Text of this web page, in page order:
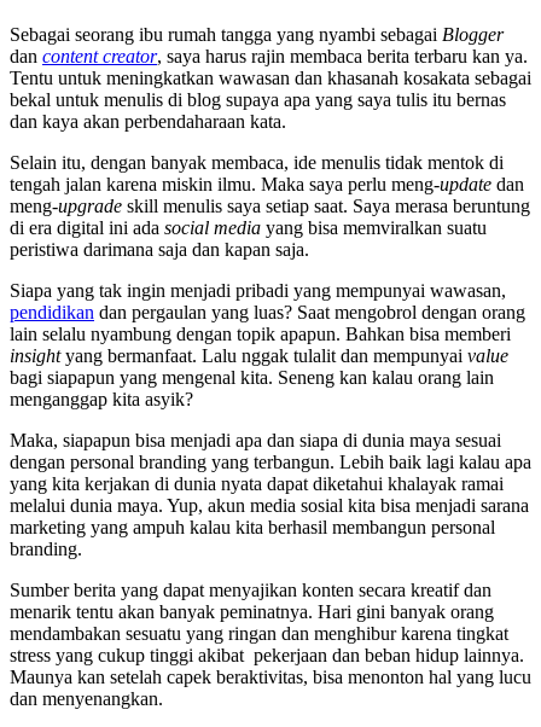
Sebagai seorang ibu rumah tangga yang nyambi sebagai Blogger
dan content creator, saya harus rajin membaca berita terbaru kan ya.
Tentu untuk meningkatkan wawasan dan khasanah kosakata sebagai
bekal untuk menulis di blog supaya apa yang saya tulis itu bernas
dan kaya akan perbendaharaan kata.
Selain itu, dengan banyak membaca, ide menulis tidak mentok di
tengah jalan karena miskin ilmu. Maka saya perlu meng-update dan
meng-upgrade skill menulis saya setiap saat. Saya merasa beruntung
di era digital ini ada social media yang bisa memviralkan suatu
peristiwa darimana saja dan kapan saja.
Siapa yang tak ingin menjadi pribadi yang mempunyai wawasan,
pendidikan dan pergaulan yang luas? Saat mengobrol dengan orang
lain selalu nyambung dengan topik apapun. Bahkan bisa memberi
insightyang bermanfaat. Lalu nggak tulalit dan mempunyai value
bagi siapapun yang mengenal kita. Seneng kan kalau orang lain
menganggap kita asyik?
Maka, siapapun bisa menjadi apa dan siapa di dunia maya sesuai
dengan personal branding yang terbangun. Lebih baik lagi kalau apa
yang kita kerjakan di dunia nyata dapat diketahui khalayak ramai
melalui dunia maya. Yup, akun media sosial kita bisa menjadi sarana
marketing yang ampuh kalau kita berhasil membangun personal
branding.
Sumber berita yang dapat menyajikan konten secara kreatif dan
menarik tentu akan banyak peminatnya. Hari gini banyak orang
mendambakan sesuatu yang ringan dan menghibur karena tingkat
stress yang cukup tinggi akibat pekerjaan dan beban hidup lainnya.
Maunya kan setelah capek beraktivitas, bisa menonton hal yang lucu
dan menyenangkan.